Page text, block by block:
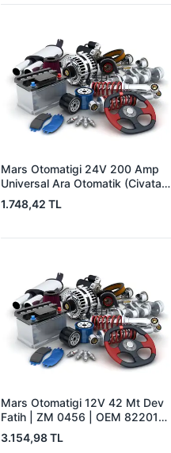
Mars Otomatigi 24V 200 Amp
Universal Ara Otomatik (Civatali)
| ZM 1404
1.748,42 TL
Mars Otomatigi 12V 42 Mt Dev
Fatih | ZM 0456 | OEM 82201-
5004 V1117553
2132X10456393
3.154,98 TL